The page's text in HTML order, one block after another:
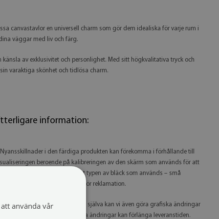
canvastavlor en universell charm som gör dem idealiska för varje rum i
väggar med liv och färg.
av exklusivitet och personlighet. Med sitt högkvalitativa tryck och
varaktiga skönhet och tidlösa charm.
information:
i den färdiga produkten kan förekomma i förhållande till
beroende på kalibreringen av den skärm som används för att
på produkten, skrivaren samt typen av bläck som används – små
utgör inte grund för reklamation.
vi tillverkar produkterna själva kan vi även göra grafiska ändringar
begäran. Observera att grafiska ändringar kan förlänga leveranstiden.
använda vår